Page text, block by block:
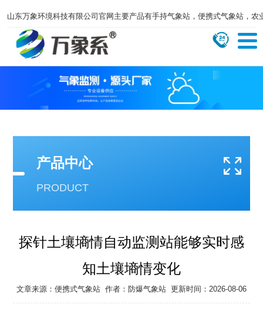
山东万象环境科技有限公司官网主要产品有手持气象站，便携式气象站，
产品中心
PRODUCT
探针土壤墒情自动监测站能够实时感
知土壤墒情变化
文章来源： 便携式气象站 作者： 防爆气象站 更新时间：2026-08-06